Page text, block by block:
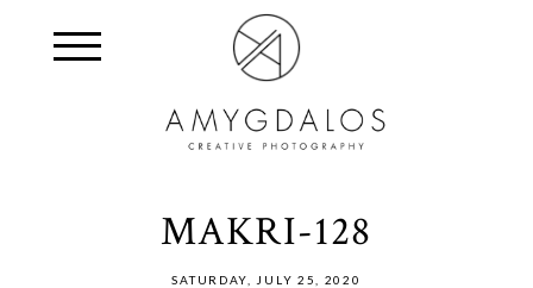
MAKRI-128
SATURDAY, JULY 25, 2020